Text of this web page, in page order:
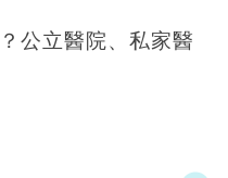
公立醫院、私家醫